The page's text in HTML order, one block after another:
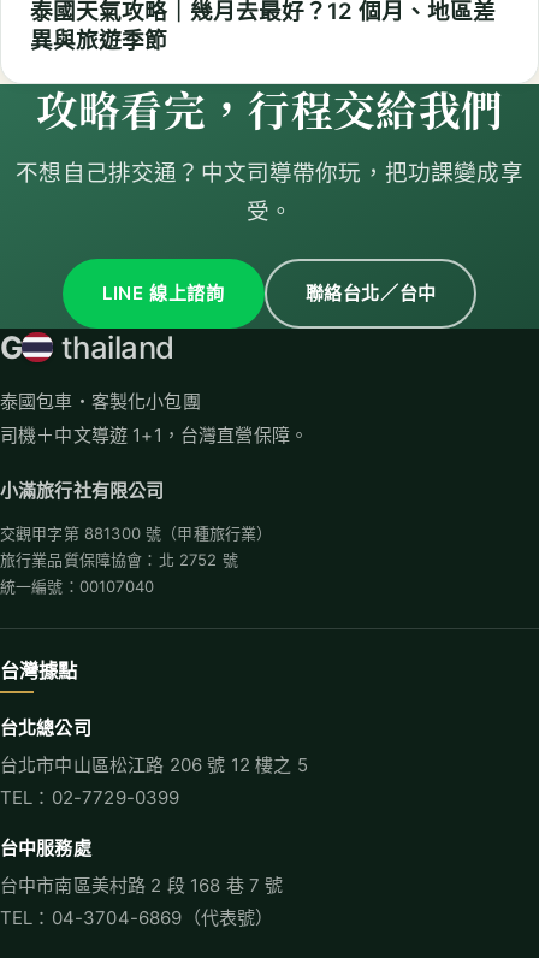
泰國天氣攻略｜幾月去最好？12 個月、地區差
異與旅遊季節
攻略看完，行程交給我們
不想自己排交通？中文司導帶你玩，把功課變成享
受。
LINE 線上諮詢 聯絡台北／台中
G thailand
泰國包車・客製化小包團
司機＋中文導遊 1+1，台灣直營保障。
小滿旅行社有限公司
交觀甲字第 881300 號（甲種旅行業）
旅行業品質保障協會：北 2752 號
統一編號：00107040
台灣據點
台北總公司
台北市中山區松江路 206 號 12 樓之 5
TEL：02-7729-0399
台中服務處
台中市南區美村路 2 段 168 巷 7 號
TEL：04-3704-6869（代表號）